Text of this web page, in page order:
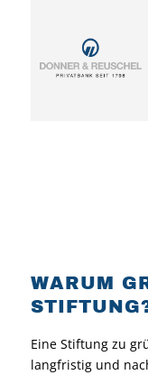
WARUM
Eine Stiftung zu
langfristig und